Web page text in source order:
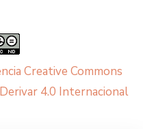
Creative Commons
4.0 Internacional